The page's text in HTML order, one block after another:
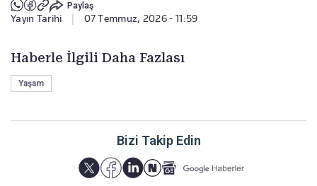
Paylaş
Yayın Tarihi 07 Temmuz, 2026 - 11:59
Haberle İlgili Daha Fazlası
Yaşam
Bizi Takip Edin